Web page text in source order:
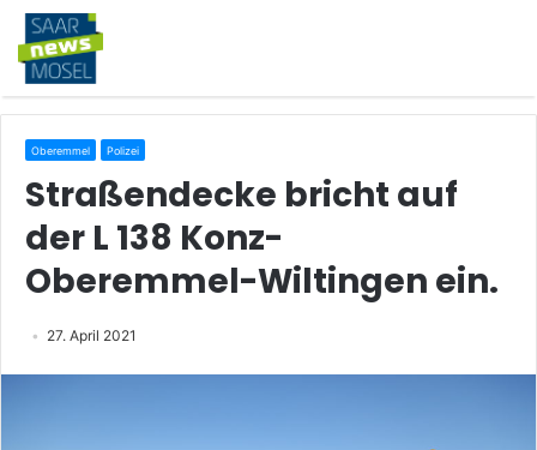
Oberemmel Polizei
Straßendecke bricht auf
der L 138 Konz-
Oberemmel-Wiltingen ein.
27. April 2021